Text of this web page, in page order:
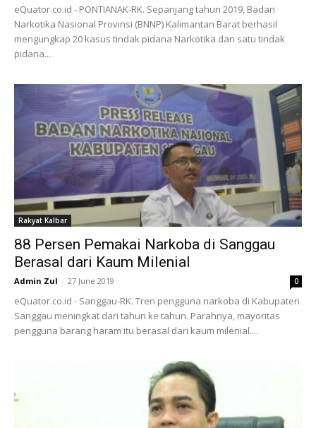
eQuator.co.id - PONTIANAK-RK. Sepanjang tahun 2019, Badan
Narkotika Nasional Provinsi (BNNP) Kalimantan Barat berhasil
mengungkap 20 kasus tindak pidana Narkotika dan satu tindak
pidana...
Rakyat Kalbar
88 Persen Pemakai Narkoba di Sanggau
Berasal dari Kaum Milenial
Admin Zul - 27 June 2019 0
eQuator.co.id - Sanggau-RK. Tren pengguna narkoba di Kabupaten
Sanggau meningkat dari tahun ke tahun. Parahnya, mayoritas
pengguna barang haram itu berasal dari kaum milenial....